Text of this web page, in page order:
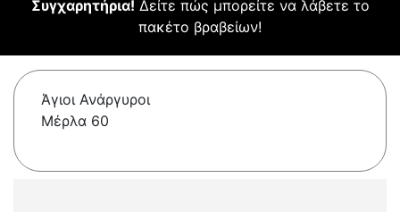
Συγχαρητήρια! Δείτε πώς μπορείτε να λάβετε το
πακέτο βραβείων!
Άγιοι Ανάργυροι
Μέρλα 60